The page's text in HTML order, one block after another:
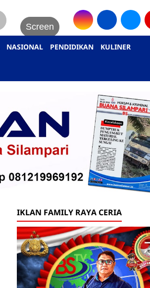
Screen
NASIONAL PENDIDIKAN KULINER
IKLAN FAMILY RAYA CERIA